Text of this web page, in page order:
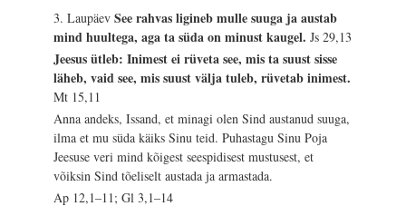
3. LaupäevSee rahvas ligineb mulle suuga ja austab
mind huultega, aga ta süda on minust kaugel.Js 29,13
Jeesus ütleb: Inimest ei rüveta see, mis ta suust sisse
läheb, vaid see, mis suust välja tuleb, rüvetab inimest.
Mt 15,11
Anna andeks, Issand, et minagi olen Sind austanud suuga,
ilma et mu süda käiks Sinu teid. Puhastagu Sinu Poja
Jeesuse veri mind kõigest seespidisest mustusest, et
võiksin Sind tõeliselt austada ja armastada.
Ap 12,1–11; Gl 3,1–14